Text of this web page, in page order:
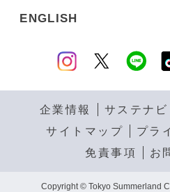
ENGLISH
企業情報 サステナビ
サイトマップ
プラ
免責事項
お
Copyright © Tokyo Summerland